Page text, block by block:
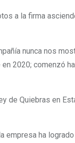
a la firma
nunca nos
2020; comenzó
de Quiebras en
empresa ha